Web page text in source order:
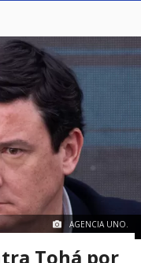
AGENCIA UNO.
Tohá por